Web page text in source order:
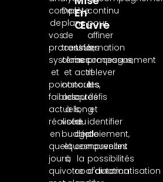
complète
de
vos
processus,
systèmes
et
points
faibles
actuels,
réalisée
en
quelques
jours,
qui
Des
plans
de
transformation
clairs
et
concrets,
adaptés
à
votre
budget
et
à
votre
En
Œuvre
Un
accompagnement
actif
tout
au
long
du
déploiement,
comprenant
la
coordination
continu
pour
affiner
les
processus,
relever
les
défis
et
identifier
de
nouvelles
possibilités
d'automatisation